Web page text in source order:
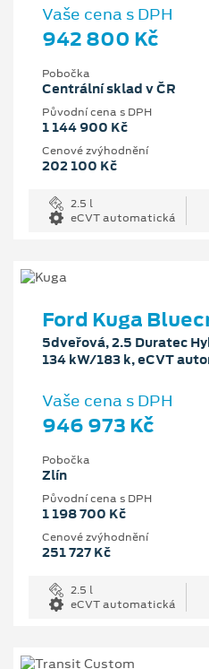
Vaše cena s DPH
942 800 Kč
Pobočka
Centrální sklad v ČR
Původní cena s DPH
1 144 900 Kč
Cenové zvýhodnění
202 100 Kč
2.5 l
eCVT automatická
Ford Kuga
5dveřová, 2.5 Duratec
134 kW/183 k, eCVT
Vaše cena s DPH
946 973 Kč
Pobočka
Zlín
Původní cena s DPH
1 198 700 Kč
Cenové zvýhodnění
251 727 Kč
2.5 l
eCVT automatická